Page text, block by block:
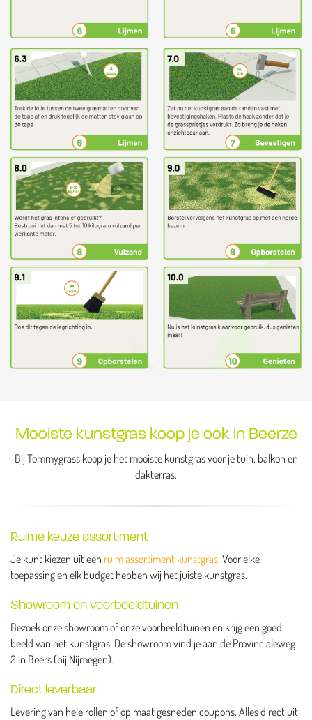
Mooiste kunstgras koop je ook in Beerze
Bij Tommygrass koop je het mooiste kunstgras voor je tuin, balkon en
dakterras.
Ruime keuze assortiment
Je kunt kiezen uit een ruim assortiment kunstgras. Voor elke
toepassing en elk budget hebben wij het juiste kunstgras.
Showroom en voorbeeldtuinen
Bezoek onze showroom of onze voorbeeldtuinen en krijg een goed
beeld van het kunstgras. De showroom vind je aan de Provincialeweg
2 in Beers (bij Nijmegen).
Direct leverbaar
Levering van hele rollen of op maat gesneden coupons. Alles direct uit